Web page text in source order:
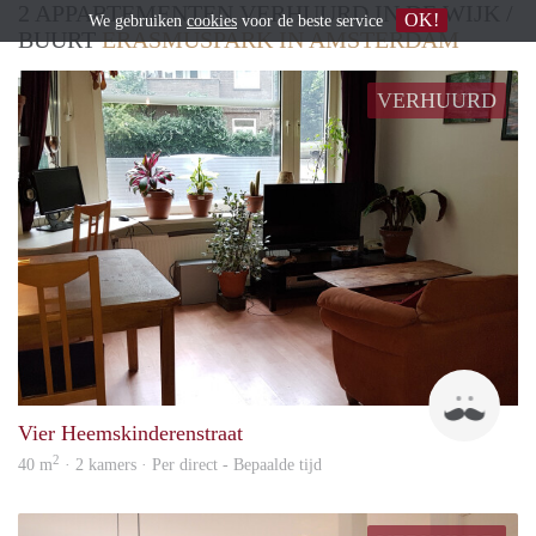
2 APPARTEMENTEN VERHUURD IN DE WIJK /
BUURTERASMUSPARK IN AMSTERDAM
VERHUURD
Vier Heemskinderenstraat
40 m2 · 2 kamers · Per direct - Bepaalde tijd
We gebruiken cookies voor de beste service OK!